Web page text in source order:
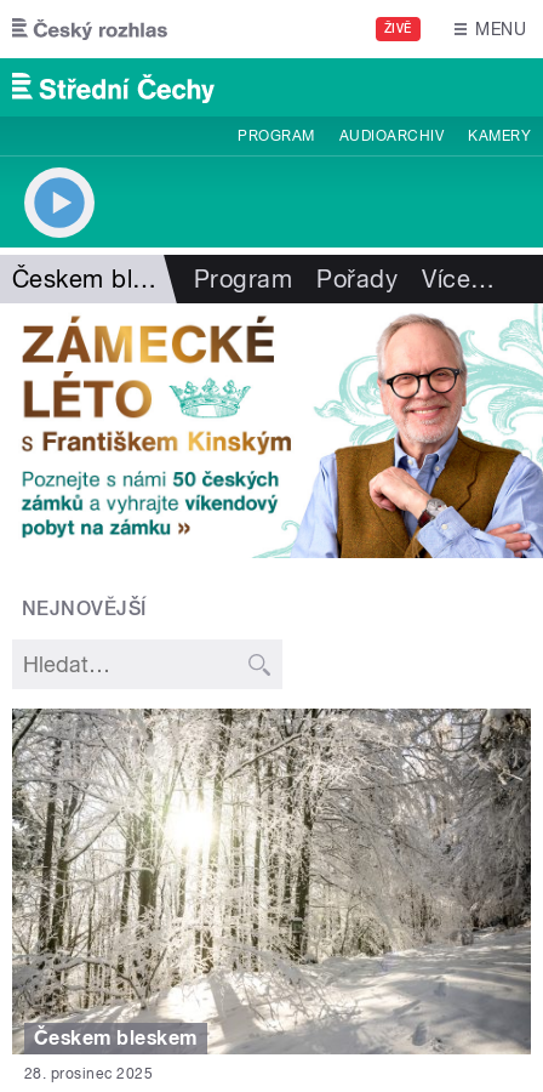
Přejít k hlavnímu obsahu
ŽIVĚ MENU
PROGRAM AUDIOARCHIV KAMERY
Českem bleskem Program Pořady Více…
NEJNOVĚJŠÍ
Českem bleskem
28. prosinec 2025